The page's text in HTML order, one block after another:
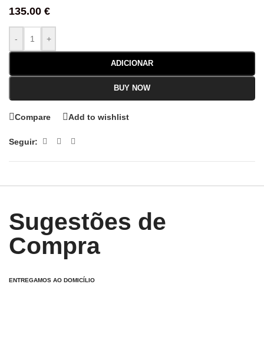
135.00 €
- +
ADICIONAR
BUY NOW
Compare Add to wishlist
Seguir:
Sugestões de
Compra
ENTREGAMOS AO DOMICÍLIO